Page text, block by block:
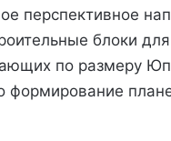
перспективное
блоки
по размеру
формирование